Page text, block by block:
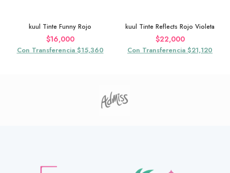
kuul Tinte Funny Rojo
$16,000
Con Transferencia $15,360
kuul Tinte Reflects Rojo Violeta
$22,000
Con Transferencia $21,120